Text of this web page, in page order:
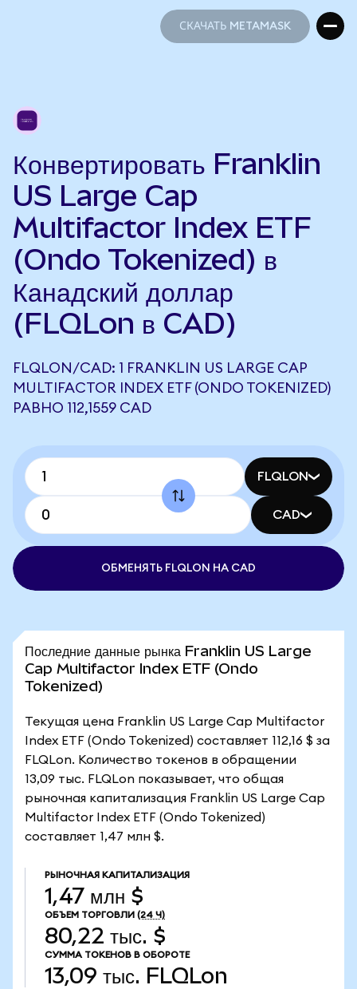
СКАЧАТЬ METAMASK
Конвертировать Franklin
US Large Cap
Multifactor Index ETF
(Ondo Tokenized) в
Канадский доллар
(FLQLon в CAD)
FLQLON/CAD: 1 FRANKLIN US LARGE CAP
MULTIFACTOR INDEX ETF (ONDO TOKENIZED)
РАВНО 112,1559 CAD
FLQLON
CAD
ОБМЕНЯТЬ FLQLON НА CAD
Последние данные рынка Franklin US Large
Cap Multifactor Index ETF (Ondo
Tokenized)
Текущая цена Franklin US Large Cap Multifactor
Index ETF (Ondo Tokenized) составляет 112,16 $ за
FLQLon. Количество токенов в обращении
13,09 тыс. FLQLon показывает, что общая
рыночная капитализация Franklin US Large Cap
Multifactor Index ETF (Ondo Tokenized)
составляет 1,47 млн $.
РЫНОЧНАЯ КАПИТАЛИЗАЦИЯ
1,47 млн $
ОБЪЕМ ТОРГОВЛИ (24 Ч)
80,22 тыс. $
СУММА ТОКЕНОВ В ОБОРОТЕ
13,09 тыс. FLQLon